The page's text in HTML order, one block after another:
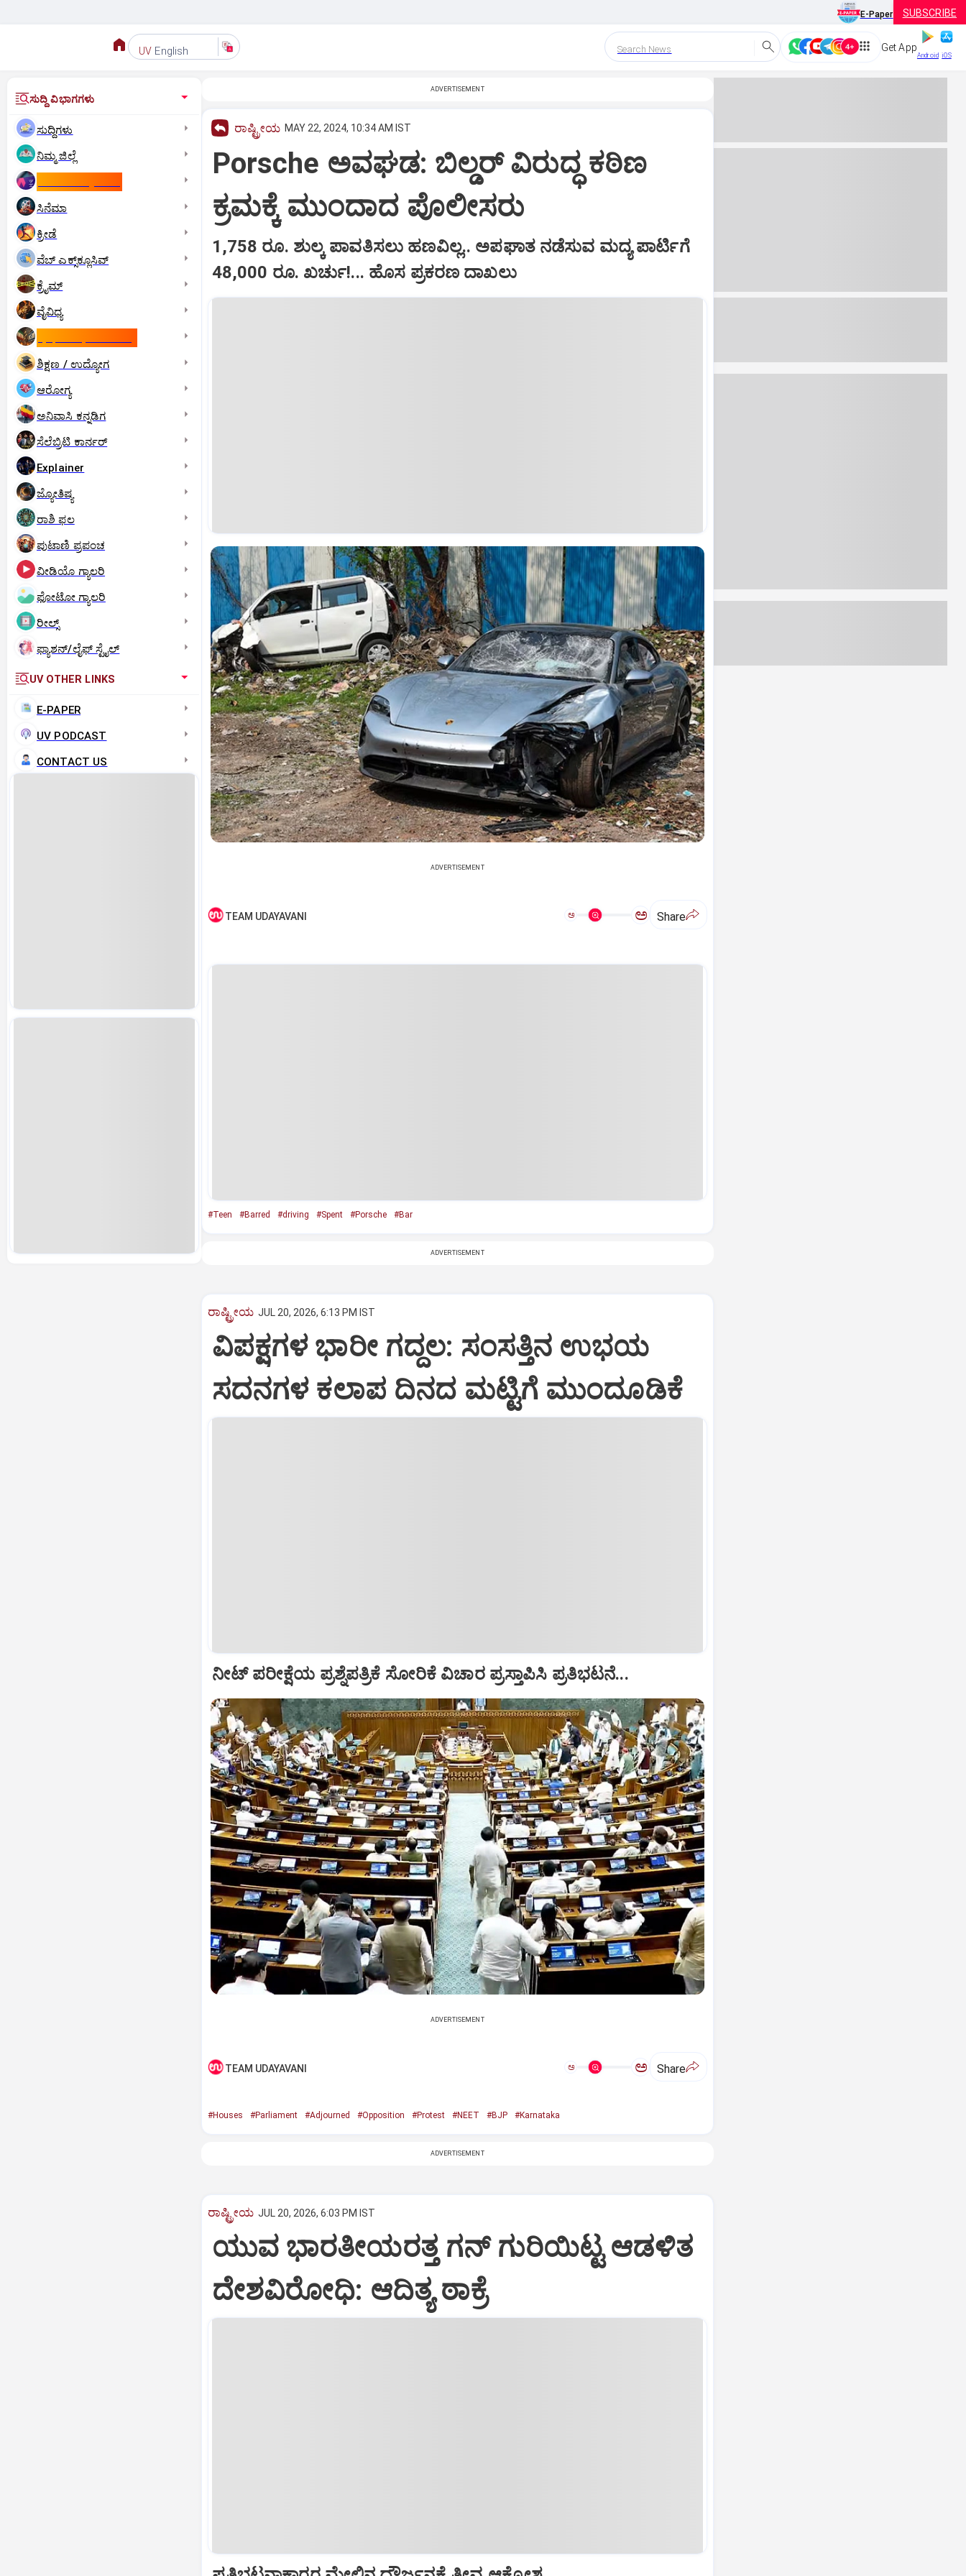
E-Paper SUBSCRIBE
UV English Search News Get App
Android iOS
ಸುದ್ದಿ ವಿಭಾಗಗಳು
ಸುದ್ದಿಗಳು
ನಿಮ್ಮ ಜಿಲ್ಲೆ
ಸಿನೆಮಾ
ಕ್ರೀಡೆ
ವೆಬ್ ಎಕ್ಸ್‌ಕ್ಲೂಸಿವ್
ಕ್ರೈಮ್
ವೈವಿಧ್ಯ
ಶಿಕ್ಷಣ / ಉದ್ಯೋಗ
ಆರೋಗ್ಯ
ಅನಿವಾಸಿ ಕನ್ನಡಿಗ
ಸೆಲೆಬ್ರಿಟಿ ಕಾರ್ನರ್‌
Explainer
ಜ್ಯೋತಿಷ್ಯ
ರಾಶಿ ಫಲ
ಪುಟಾಣಿ ಪ್ರಪಂಚ
ವೀಡಿಯೊ ಗ್ಯಾಲರಿ
ಫೋಟೋ ಗ್ಯಾಲರಿ
ರೀಲ್ಸ್
ಫ್ಯಾಶನ್/ಲೈಫ್‌ ಸ್ಟೈಲ್
UV OTHER LINKS
E-PAPER
UV PODCAST
CONTACT US
ADVERTISEMENT
ರಾಷ್ಟ್ರೀಯ MAY 22, 2024, 10:34 AM IST
Porsche ಅವಘಡ: ಬಿಲ್ಡರ್ ವಿರುದ್ಧ ಕಠಿಣ
ಕ್ರಮಕ್ಕೆ ಮುಂದಾದ ಪೊಲೀಸರು
1,758 ರೂ. ಶುಲ್ಕ ಪಾವತಿಸಲು ಹಣವಿಲ್ಲ.. ಅಪಘಾತ ನಡೆಸುವ ಮದ್ಯ ಪಾರ್ಟಿಗೆ
48,000 ರೂ. ಖರ್ಚು!... ಹೊಸ ಪ್ರಕರಣ ದಾಖಲು
ADVERTISEMENT
TEAM UDAYAVANI ಅ ಅ Share
#Teen #Barred #driving #Spent #Porsche #Bar
ADVERTISEMENT
ರಾಷ್ಟ್ರೀಯ JUL 20, 2026, 6:13 PM IST
ವಿಪಕ್ಷಗಳ ಭಾರೀ ಗದ್ದಲ: ಸಂಸತ್ತಿನ ಉಭಯ
ಸದನಗಳ ಕಲಾಪ ದಿನದ ಮಟ್ಟಿಗೆ ಮುಂದೂಡಿಕೆ
ನೀಟ್ ಪರೀಕ್ಷೆಯ ಪ್ರಶ್ನೆಪತ್ರಿಕೆ ಸೋರಿಕೆ ವಿಚಾರ ಪ್ರಸ್ತಾಪಿಸಿ ಪ್ರತಿಭಟನೆ...
ADVERTISEMENT
TEAM UDAYAVANI ಅ ಅ Share
#Houses #Parliament #Adjourned #Opposition #Protest #NEET #BJP #Karnataka
ADVERTISEMENT
ರಾಷ್ಟ್ರೀಯ JUL 20, 2026, 6:03 PM IST
ಯುವ ಭಾರತೀಯರತ್ತ ಗನ್ ಗುರಿಯಿಟ್ಟ ಆಡಳಿತ
ದೇಶವಿರೋಧಿ: ಆದಿತ್ಯ ಠಾಕ್ರೆ